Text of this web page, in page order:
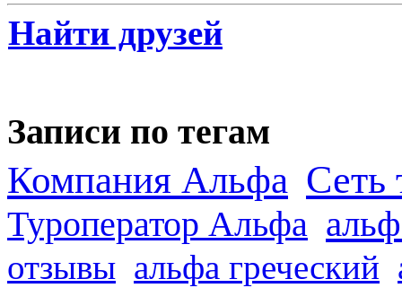
Найти друзей
Записи по тегам
Компания Альфа Сеть
Туроператор Альфа
отзывы альфа греческий